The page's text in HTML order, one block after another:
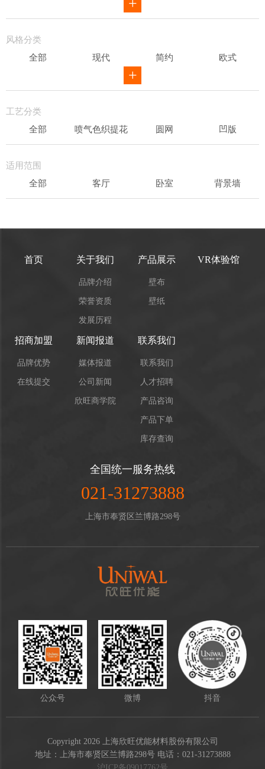
风格分类
全部
现代 简约 欧式
工艺分类
全部
喷气色织提花 圆网 凹版
适用范围
全部
客厅 卧室 背景墙
首页 关于我们
品牌介绍
荣誉资质
发展历程
产品展示
壁布
壁纸
VR体验馆
招商加盟
品牌优势
在线提交
新闻报道
媒体报道
公司新闻
欣旺商学院
联系我们
联系我们
人才招聘
产品咨询
产品下单
库存查询
全国统一服务热线
021-31273888
上海市奉贤区兰博路298号
公众号 微博 抖音
Copyright 2026 上海欣旺优能材料股份有限公司
地址：上海市奉贤区兰博路298号 电话：021-31273888